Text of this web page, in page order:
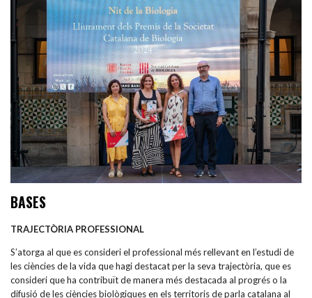
BASES
TRAJECTÒRIA PROFESSIONAL
S’atorga al que es consideri el professional més rellevant en l’estudi de
les ciències de la vida que hagi destacat per la seva trajectòria, que es
consideri que ha contribuït de manera més destacada al progrés o la
difusió de les ciències biològiques en els territoris de parla catalana al